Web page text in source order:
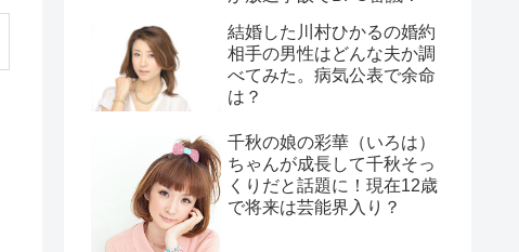
結婚した川村ひかるの婚約
相手の男性はどんな夫か調
べてみた。病気公表で余命
は？
千秋の娘の彩華（いろは）
ちゃんが成長して千秋そっ
くりだと話題に！現在12歳
で将来は芸能界入り？